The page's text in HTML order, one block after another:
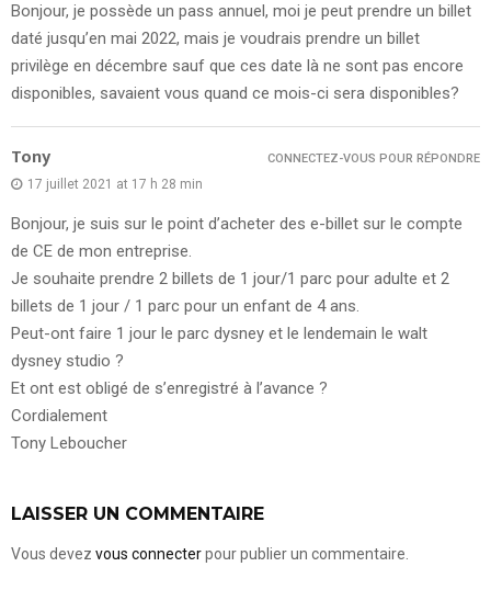
Bonjour, je possède un pass annuel, moi je peut prendre un billet
daté jusqu’en mai 2022, mais je voudrais prendre un billet
privilège en décembre sauf que ces date là ne sont pas encore
disponibles, savaient vous quand ce mois-ci sera disponibles?
Tony
17 juillet 2021 at 17 h 28 min
Bonjour, je suis sur le point d’acheter des e-billet sur le compte
de CE de mon entreprise.
Je souhaite prendre 2 billets de 1 jour/1 parc pour adulte et 2
billets de 1 jour / 1 parc pour un enfant de 4 ans.
Peut-ont faire 1 jour le parc dysney et le lendemain le walt
dysney studio ?
Et ont est obligé de s’enregistré à l’avance ?
Cordialement
Tony Leboucher
CONNECTEZ-VOUS POUR RÉPONDRE
LAISSER UN COMMENTAIRE
Vous devez vous connecterpour publier un commentaire.